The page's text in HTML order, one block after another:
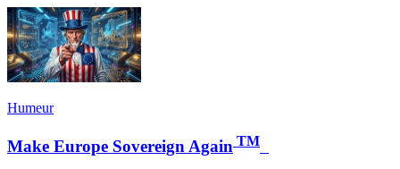
Humeur
Make Europe Sovereign Again TM